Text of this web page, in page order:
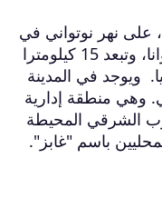
على نهر نوتواني في
الركن الجنوبي الشرقي من بوتسوانا، وتبعد 15 كيلومترا
ويوجد في المدينة
وهي منطقة إدارية
الشرقي المحيطة
باسم "غابز".